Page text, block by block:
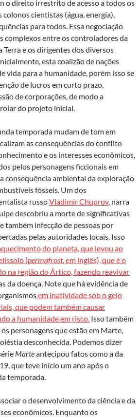
o direito irrestrito de acesso a todos os
cientistas (água, energia),
para todos. Essa negociação
complexos entre os controladores da
Terra e os dirigentes dos diversos
esta coalizão de nações
vida para a humanidade, porém isso se
de lucros em curto prazo,
de corporações, de modo a
do projeto inicial.
temporada mudam de tom em
as consequências do conflito
e os interesses econômicos,
pelos personagens ficcionais em
consequência ambiental da exploração
fósseis. Um dos
russoVladimir Chuprov, narra
descobriu a morte de significativas
também infecção de pessoas por
pelas autoridades locais. Isso
do planeta, que levou ao
(permafrost, em inglês), que é o
na região do Ártico, fazendo reavivar
da doença. Note que há evidência de
em inatividade sob o gelo
que podem também causar
a humanidade em risco. Isso também
personagens que estão em Marte,
desconhecida. Podemos dizer
Marteantecipou fatos como a da
que teve início um ano após o
temporada.
o desenvolvimento da ciência e da
econômicos. Enquanto os